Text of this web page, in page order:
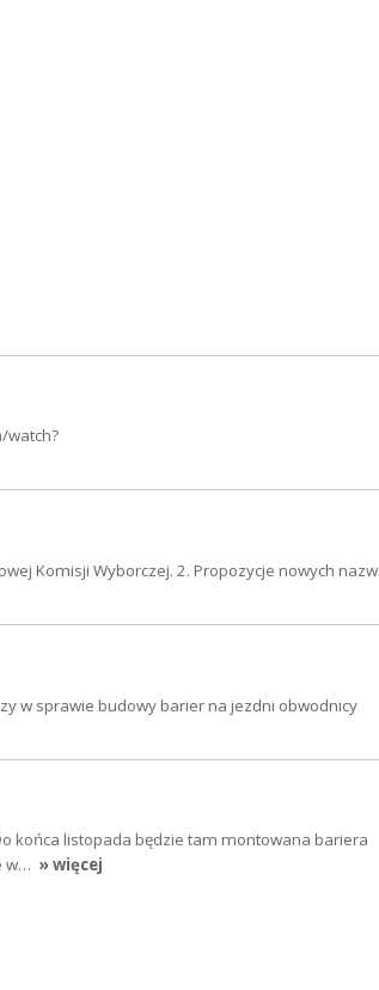
watch?
Komisji Wyborczej. 2. Propozycje nowych nazw
w sprawie budowy barier na jezdni obwodnicy
końca listopada będzie tam montowana bariera
w… » więcej